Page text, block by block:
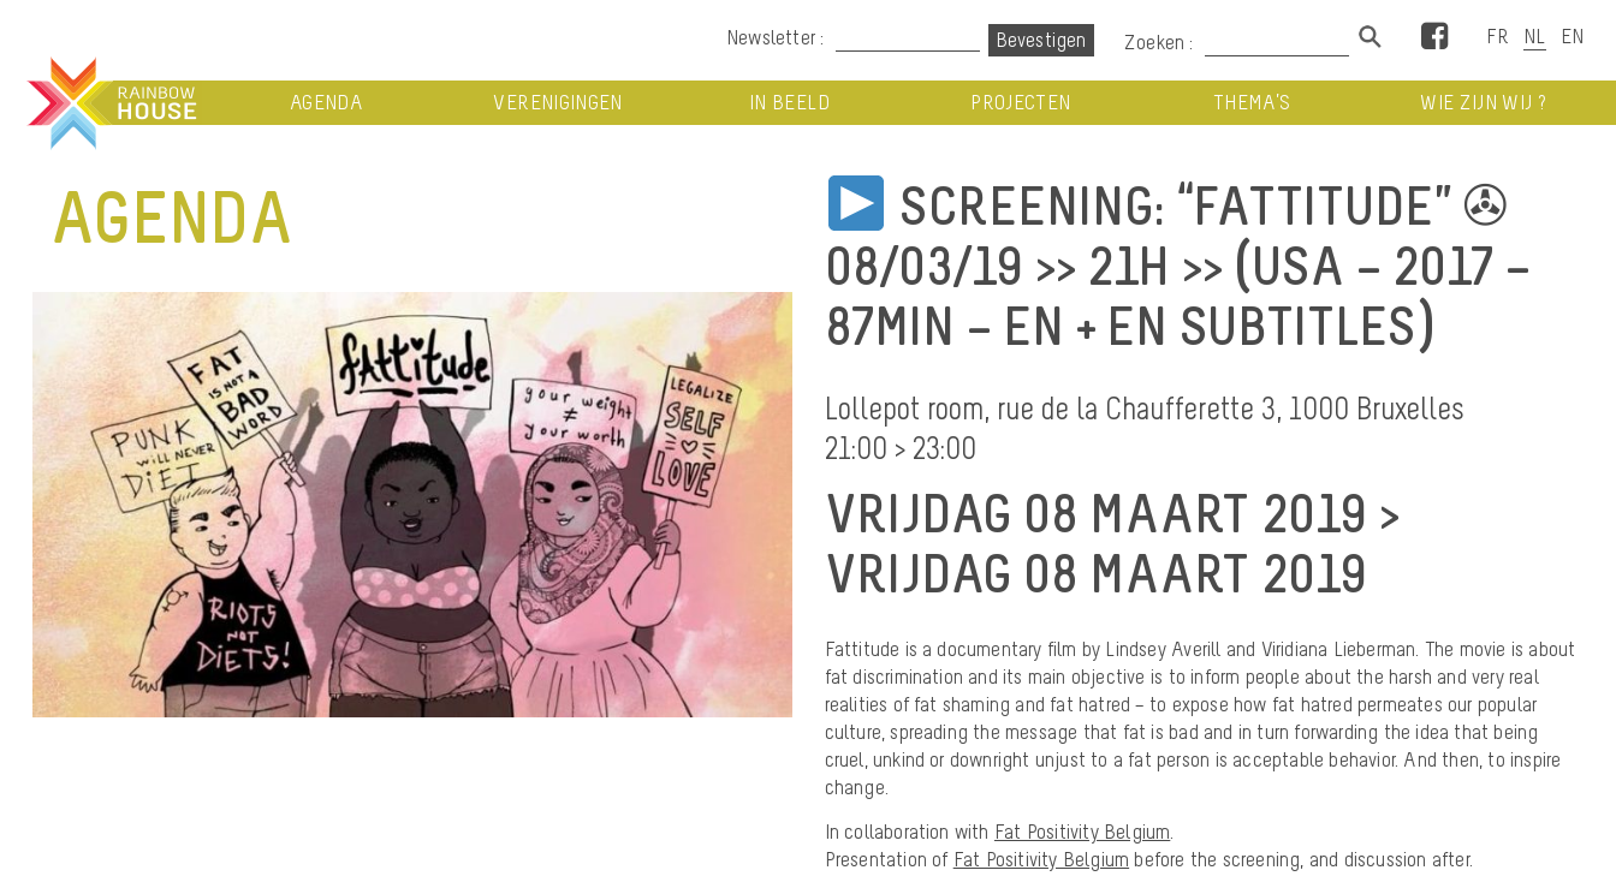
Newsletter : Zoeken : Facebook
AGENDA VERENIGINGEN IN BEELD PROJECTEN THEMA’S WIE ZIJN WIJ ?
AGENDA
SCREENING: “FATTITUDE” ✇
08/03/19 >> 21H >> (USA – 2017 –
87MIN – EN + EN SUBTITLES)
Lollepot room, rue de la Chaufferette 3, 1000 Bruxelles
21:00 > 23:00
VRIJDAG 08 MAART 2019 >
VRIJDAG 08 MAART 2019
Fattitude is a documentary film by Lindsey Averill and Viridiana Lieberman. The movie is about
fat discrimination and its main objective is to inform people about the harsh and very real
realities of fat shaming and fat hatred – to expose how fat hatred permeates our popular
culture, spreading the message that fat is bad and in turn forwarding the idea that being
cruel, unkind or downright unjust to a fat person is acceptable behavior. And then, to inspire
change.
In collaboration with Fat Positivity Belgium.
Presentation of Fat Positivity Belgium before the screening, and discussion after.